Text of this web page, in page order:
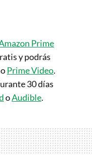
Prime
y podrás
Prime Video.
30 días
oAudible.